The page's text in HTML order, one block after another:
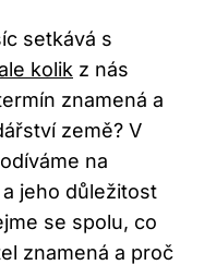
setkává s
kolik z nás
znamená a
země? V
na
jeho důležitost
se spolu, co
znamená a proč